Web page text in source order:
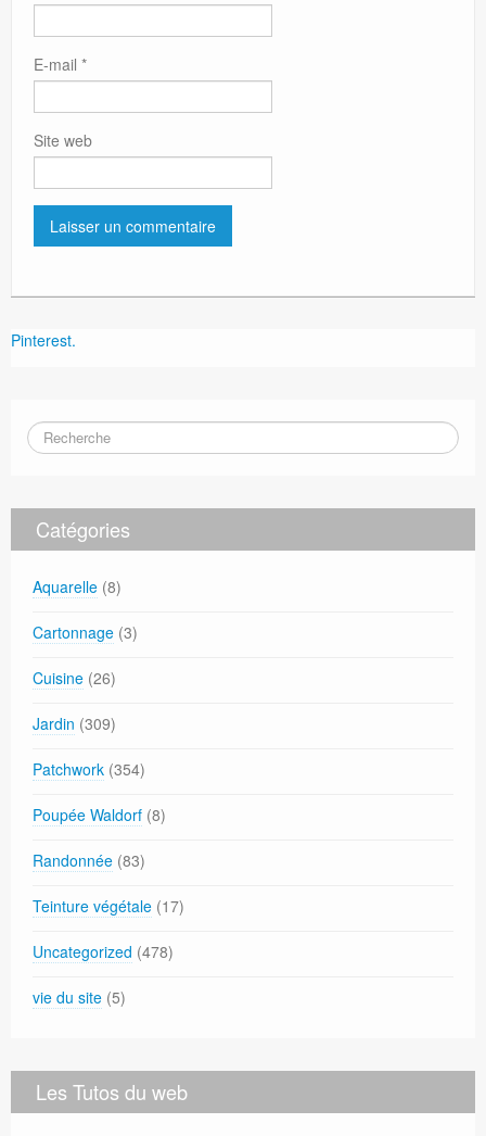
E-mail *
Site web
Pinterest.
Catégories
Aquarelle (8)
Cartonnage (3)
Cuisine (26)
Jardin (309)
Patchwork (354)
Poupée Waldorf (8)
Randonnée (83)
Teinture végétale (17)
Uncategorized (478)
vie du site (5)
Les Tutos du web